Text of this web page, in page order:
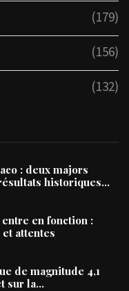
(179)
(156)
(132)
: deux majors
historiques...
en fonction :
attentes
de magnitude 4,1
sur la...